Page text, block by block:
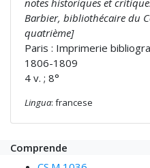
notes historiques et
Barbier, bibliothécaire du
quatrième]
Paris : Imprimerie
1806-1809
4 v. ; 8°
Lingua: francese
Comprende